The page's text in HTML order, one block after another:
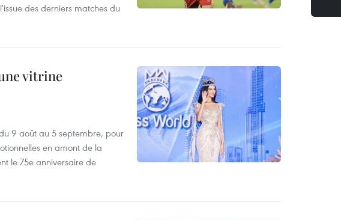
des derniers matches du
vitrine
9 août au 5 septembre, pour
en amont de la
le 75e anniversaire de